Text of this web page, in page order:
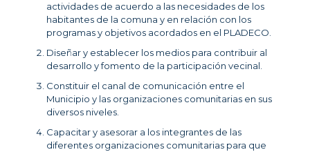
actividades de acuerdo a las necesidades de los
habitantes de la comuna y en relación con los
programas y objetivos acordados en el PLADECO.
Diseñar y establecer los medios para contribuir al
desarrollo y fomento de la participación vecinal.
Constituir el canal de comunicación entre el
Municipio y las organizaciones comunitarias en sus
diversos niveles.
Capacitar y asesorar a los integrantes de las
diferentes organizaciones comunitarias para que